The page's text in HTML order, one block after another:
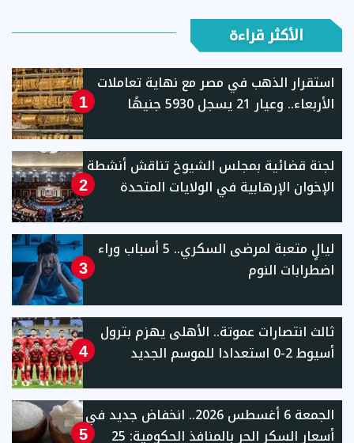
الأكثر قراءة
1
استقرار الذهب في مصر مع نهاية تعاملات
الأربعاء.. وعيار 21 يسجل 5930 جنيهًا
2
لجنة قضائية بمجلس الشيوخ تناقش أنشطة
الإخوان الإرهابية في الولايات المتحدة
3
ليالٍ متعبة لمرضى السكري.. 5 أسباب وراء
اضطرابات النوم
4
ثالث انتصارات عموتة.. الأهلى يهزم بترول
أسيوط 2-0 استعدادا للموسم الجديد
5
الجمعة 6 أغسطس 2026.. انخفاض جديد في
أسعار السكر الحر بالمنافذ الحكومية: 25